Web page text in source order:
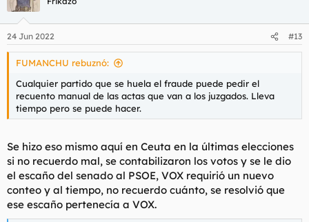
24 Jun 2022 #13
FUMANCHU rebuznó:
Cualquier partido que se huela el fraude puede pedir el
recuento manual de las actas que van a los juzgados. Lleva
tiempo pero se puede hacer.
Se hizo eso mismo aquí en Ceuta en la últimas elecciones
si no recuerdo mal, se contabilizaron los votos y se le dio
el escaño del senado al PSOE, VOX requirió un nuevo
conteo y al tiempo, no recuerdo cuánto, se resolvió que
ese escaño pertenecía a VOX.